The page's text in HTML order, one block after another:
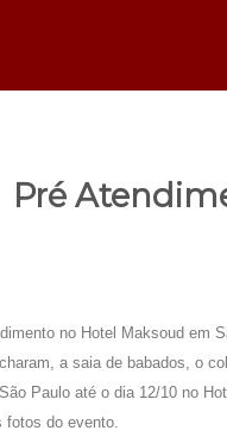
Pré
no Hotel Maksoud em
a saia de babados, o
Paulo até o dia 12/10 no
do evento.